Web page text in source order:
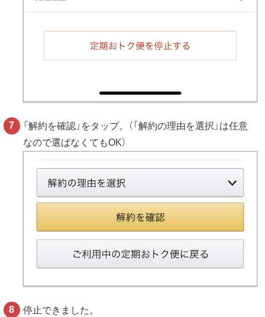
「解約を確認」をタップ。（「解約の理由を選択」は任意
なので選ばなくてもOK）
停止できました。